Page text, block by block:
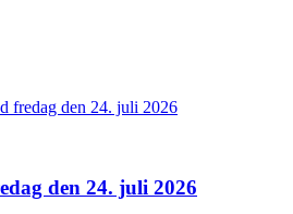
fredag den 24. juli 2026
den 24. juli 2026